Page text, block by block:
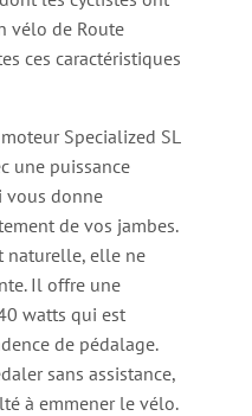
vélo de Route
ces caractéristiques
Specialized SL
une puissance
vous donne
de vos jambes.
naturelle, elle ne
Il offre une
watts qui est
de pédalage.
sans assistance,
à emmener le vélo.